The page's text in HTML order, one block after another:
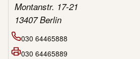
Montanstr. 17-21
13407 Berlin
030 64465888
030 64465889